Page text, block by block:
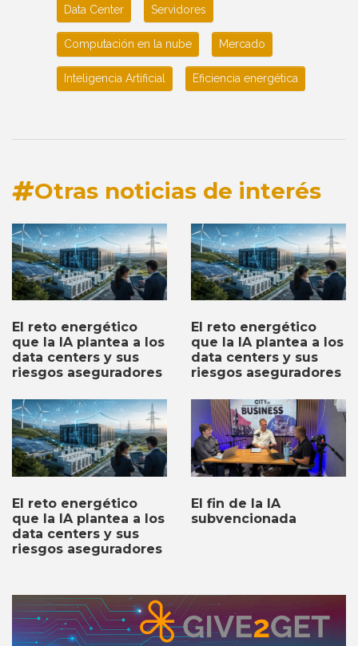
Data Center Servidores
Computación en la nube Mercado
Inteligencia Artificial Eficiencia energética
Otras noticias de interés
El reto energético
que la IA plantea a los
data centers y sus
riesgos aseguradores
El reto energético
que la IA plantea a los
data centers y sus
riesgos aseguradores
El reto energético
que la IA plantea a los
data centers y sus
riesgos aseguradores
El fin de la IA
subvencionada